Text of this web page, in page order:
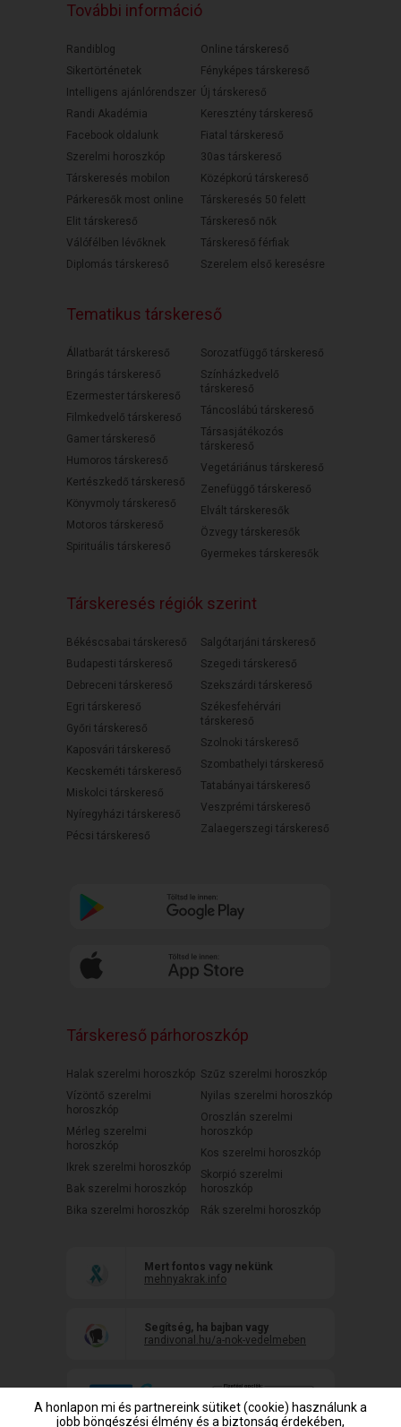
További információ
Randiblog
Sikertörténetek
Intelligens ajánlórendszer
Randi Akadémia
Facebook oldalunk
Szerelmi horoszkóp
Társkeresés mobilon
Párkeresők most online
Elit társkereső
Válófélben lévőknek
Diplomás társkereső
Online társkereső
Fényképes társkereső
Új társkereső
Keresztény társkereső
Fiatal társkereső
30as társkereső
Középkorú társkereső
Társkeresés 50 felett
Társkereső nők
Társkereső férfiak
Szerelem első keresésre
Tematikus társkereső
Állatbarát társkereső
Bringás társkereső
Ezermester társkereső
Filmkedvelő társkereső
Gamer társkereső
Humoros társkereső
Kertészkedő társkereső
Könyvmoly társkereső
Motoros társkereső
Spirituális társkereső
Sorozatfüggő társkereső
Színházkedvelő
társkereső
Táncoslábú társkereső
Társasjátékozós
társkereső
Vegetáriánus társkereső
Zenefüggő társkereső
Elvált társkeresők
Özvegy társkeresők
Gyermekes társkeresők
Társkeresés régiók szerint
Békéscsabai társkereső
Budapesti társkereső
Debreceni társkereső
Egri társkereső
Győri társkereső
Kaposvári társkereső
Kecskeméti társkereső
Miskolci társkereső
Nyíregyházi társkereső
Pécsi társkereső
Salgótarjáni társkereső
Szegedi társkereső
Szekszárdi társkereső
Székesfehérvári
társkereső
Szolnoki társkereső
Szombathelyi társkereső
Tatabányai társkereső
Veszprémi társkereső
Zalaegerszegi társkereső
Társkereső párhoroszkóp
Halak szerelmi horoszkóp
Vízöntő szerelmi
horoszkóp
Mérleg szerelmi
horoszkóp
Ikrek szerelmi horoszkóp
Bak szerelmi horoszkóp
Bika szerelmi horoszkóp
Szűz szerelmi horoszkóp
Nyilas szerelmi horoszkóp
Oroszlán szerelmi
horoszkóp
Kos szerelmi horoszkóp
Skorpió szerelmi
horoszkóp
Rák szerelmi horoszkóp
Mert fontos vagy nekünk
mehnyakrak.info
Segítség, ha bajban vagy
randivonal.hu/a-nok-vedelmeben
A honlapon mi és partnereink sütiket (cookie) használunk a
jobb böngészési élmény és a biztonság érdekében,